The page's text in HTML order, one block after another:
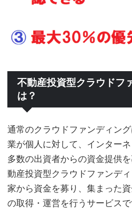
不動産投資型クラウドフ
は？
通常のクラウドファンディン
業が個人に対して、インター
多数の出資者からの資金提供
動産投資型クラウドファンデ
家から資金を募り、集まった
の取得・運営を行うサービスで